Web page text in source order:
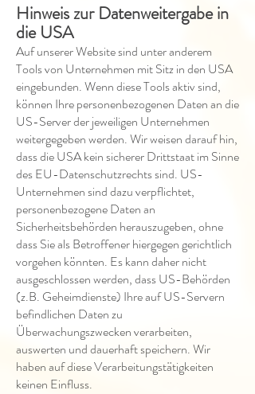
Hinweis zur Datenweitergabe in
die USA
Auf unserer Website sind unter anderem
Tools von Unternehmen mit Sitz in den USA
eingebunden. Wenn diese Tools aktiv sind,
können Ihre personenbezogenen Daten an die
US-Server der jeweiligen Unternehmen
weitergegeben werden. Wir weisen darauf hin,
dass die USA kein sicherer Drittstaat im Sinne
des EU-Datenschutzrechts sind. US-
Unternehmen sind dazu verpflichtet,
personenbezogene Daten an
Sicherheitsbehörden herauszugeben, ohne
dass Sie als Betroffener hiergegen gerichtlich
vorgehen könnten. Es kann daher nicht
ausgeschlossen werden, dass US-Behörden
(z.B. Geheimdienste) Ihre auf US-Servern
befindlichen Daten zu
Überwachungszwecken verarbeiten,
auswerten und dauerhaft speichern. Wir
haben auf diese Verarbeitungstätigkeiten
keinen Einfluss.